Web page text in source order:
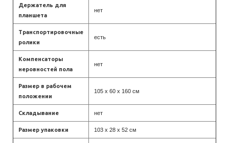
Держатель для
планшета
нет
Транспортировочные
ролики
есть
Компенсаторы
неровностей пола
нет
Размер в рабочем
положении
105 х 60 х 160 см
Складывание нет
Размер упаковки 103 х 28 х 52 см